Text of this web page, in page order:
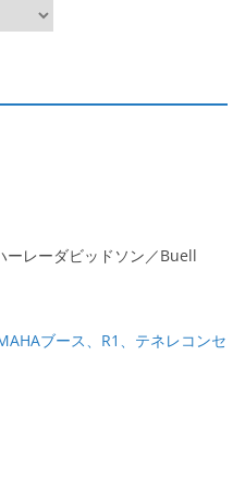
レーダビッドソン／Buell
ブース、R1、テネレコンセ